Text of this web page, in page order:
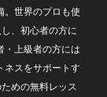
。世界のプロも使
、初心者の方に
・上級者の方には
ネスをサポートす
めの無料レッス